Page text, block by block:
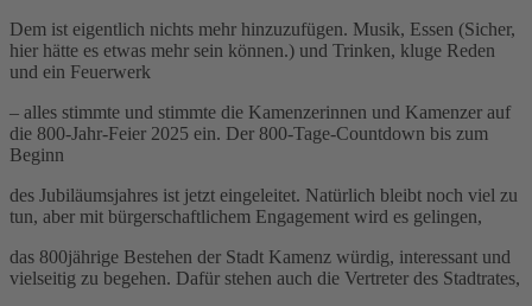
Dem ist eigentlich nichts mehr hinzuzufügen. Musik, Essen (Sicher,
hier hätte es etwas mehr sein können.) und Trinken, kluge Reden
und ein Feuerwerk
– alles stimmte und stimmte die Kamenzerinnen und Kamenzer auf
die 800-Jahr-Feier 2025 ein. Der 800-Tage-Countdown bis zum
Beginn
des Jubiläumsjahres ist jetzt eingeleitet. Natürlich bleibt noch viel zu
tun, aber mit bürgerschaftlichem Engagement wird es gelingen,
das 800jährige Bestehen der Stadt Kamenz würdig, interessant und
vielseitig zu begehen. Dafür stehen auch die Vertreter des Stadtrates,